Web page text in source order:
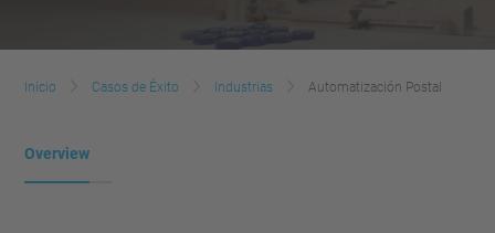
Inicio Casos de Éxito Industrias Automatización Postal
Overview